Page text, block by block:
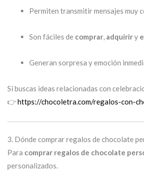
Permiten transmitir mensajes muy
Son fáciles de comprar, adquiriry
Generan sorpresa y emoción
Si buscas ideas relacionadas con
👉https://chocoletra.com/regalos-con-
3. Dónde comprar regalos de chocolate
Para comprar regalos de chocolate
personalizados.